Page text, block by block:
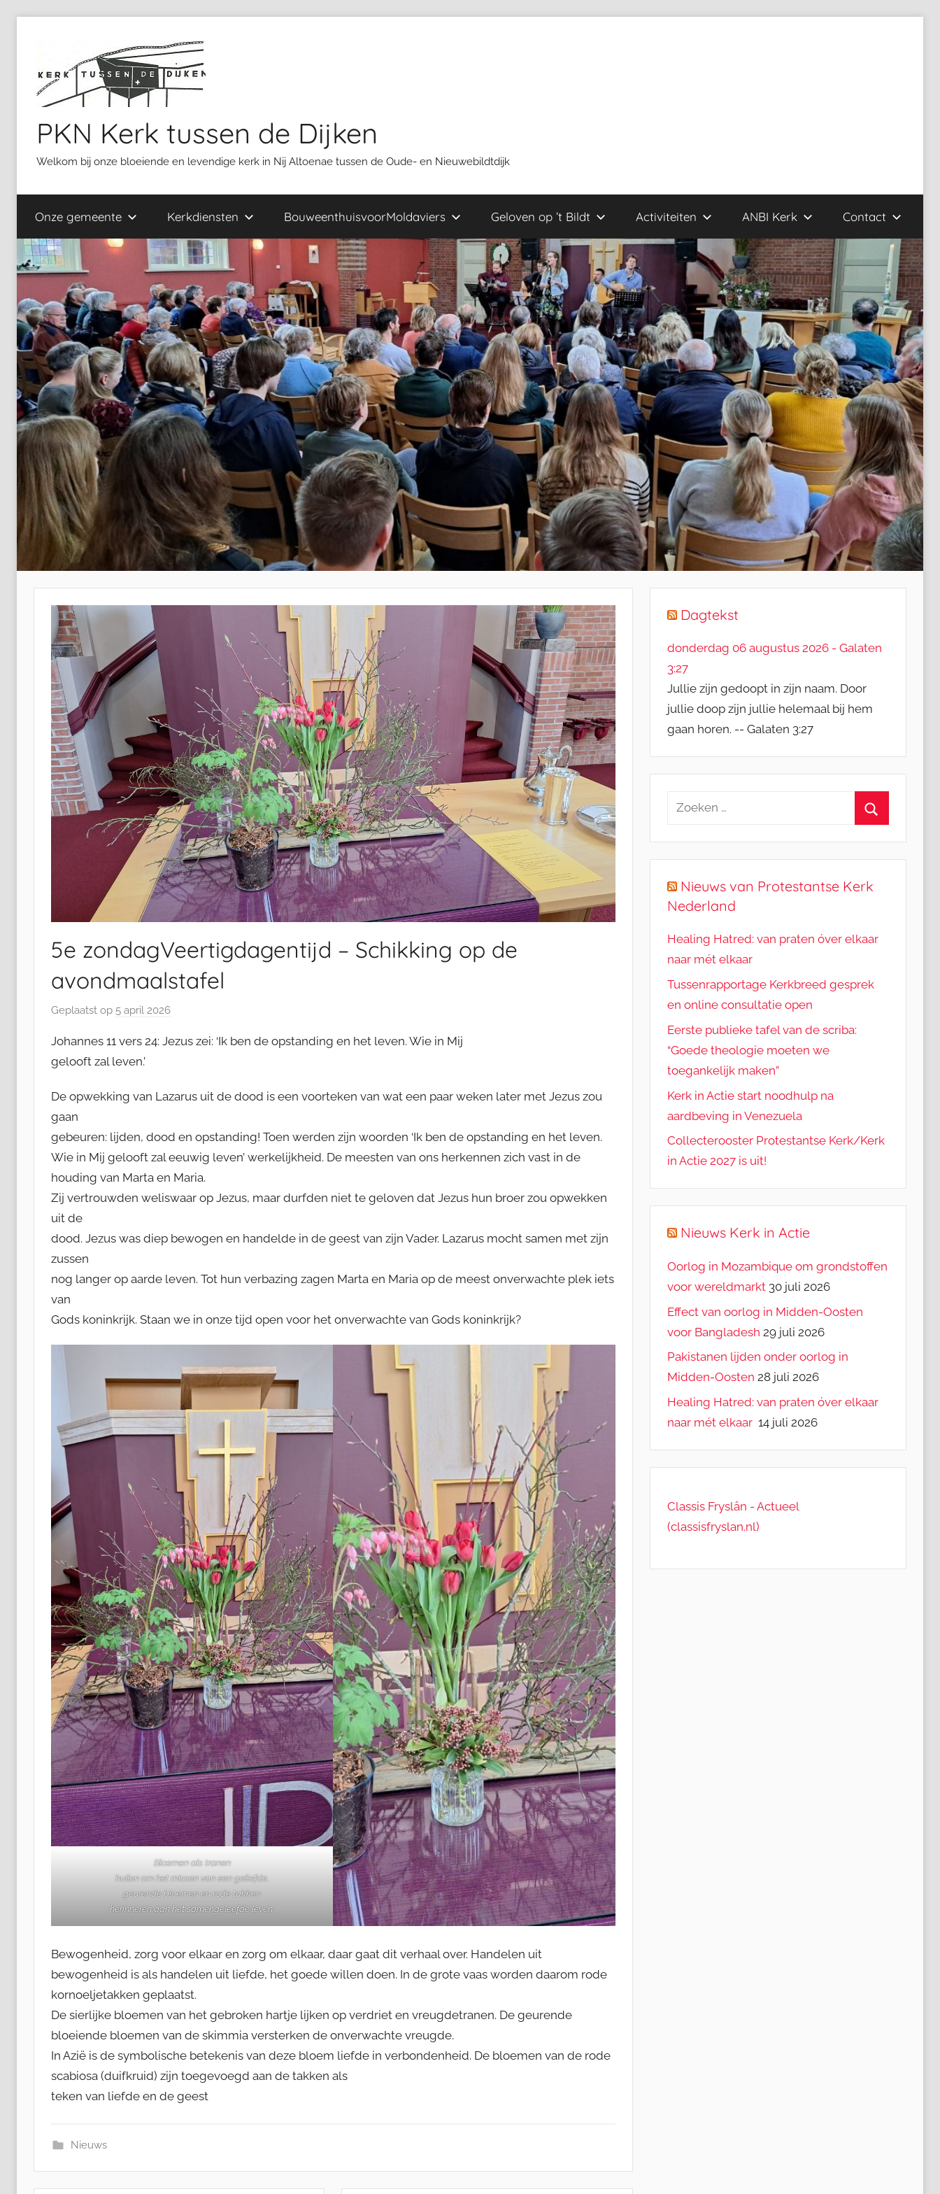
inhoud
PKN Kerk tussen de Dijken
Welkom bij onze bloeiende en levendige kerk in Nij Altoenae tussen de Oude- en Nieuwebildtdijk
Onze gemeente Kerkdiensten BouweenthuisvoorMoldaviers Geloven op ’t Bildt Activiteiten ANBI Kerk Contact
5e zondagVeertigdagentijd – Schikking op de
avondmaalstafel
Geplaatst op 5 april 2026
o
o
L
a
u
b
g
Johannes 11 vers 24: Jezus zei: ‘Ik ben de opstanding en het leven. Wie in Mij
gelooft zal leven.’
De opwekking van Lazarus uit de dood is een voorteken van wat een paar weken later met Jezus zou
gaan
gebeuren: lijden, dood en opstanding! Toen werden zijn woorden ‘Ik ben de opstanding en het leven.
Wie in Mij gelooft zal eeuwig leven’ werkelijkheid. De meesten van ons herkennen zich vast in de
houding van Marta en Maria.
Zij vertrouwden weliswaar op Jezus, maar durfden niet te geloven dat Jezus hun broer zou opwekken
uit de
dood. Jezus was diep bewogen en handelde in de geest van zijn Vader. Lazarus mocht samen met zijn
zussen
nog langer op aarde leven. Tot hun verbazing zagen Marta en Maria op de meest onverwachte plek iets
van
Gods koninkrijk. Staan we in onze tijd open voor het onverwachte van Gods koninkrijk?
Bloemen als tranen
huilen om het missen van een geliefde,
geurende bloemen en rode takken
herinneren aan het samengeleefde leven.
Bewogenheid, zorg voor elkaar en zorg om elkaar, daar gaat dit verhaal over. Handelen uit
bewogenheid is als handelen uit liefde, het goede willen doen. In de grote vaas worden daarom rode
kornoeljetakken geplaatst.
De sierlijke bloemen van het gebroken hartje lijken op verdriet en vreugdetranen. De geurende
bloeiende bloemen van de skimmia versterken de onverwachte vreugde.
In Azië is de symbolische betekenis van deze bloem liefde in verbondenheid. De bloemen van de rode
scabiosa (duifkruid) zijn toegevoegd aan de takken als
teken van liefde en de geest
Nieuws
Dagtekst
donderdag 06 augustus 2026 - Galaten
3:27
Jullie zijn gedoopt in zijn naam. Door
jullie doop zijn jullie helemaal bij hem
gaan horen. -- Galaten 3:27
Zoeken
Nieuws van Protestantse Kerk
Nederland
Healing Hatred: van praten óver elkaar
naar mét elkaar
Tussenrapportage Kerkbreed gesprek
en online consultatie open
Eerste publieke tafel van de scriba:
“Goede theologie moeten we
toegankelijk maken”
Kerk in Actie start noodhulp na
aardbeving in Venezuela
Collecterooster Protestantse Kerk/Kerk
in Actie 2027 is uit!
Nieuws Kerk in Actie
Oorlog in Mozambique om grondstoffen
voor wereldmarkt 30 juli 2026
Effect van oorlog in Midden-Oosten
voor Bangladesh 29 juli 2026
Pakistanen lijden onder oorlog in
Midden-Oosten 28 juli 2026
Healing Hatred: van praten óver elkaar
naar mét elkaar 14 juli 2026
Classis Fryslân - Actueel
(classisfryslan.nl)